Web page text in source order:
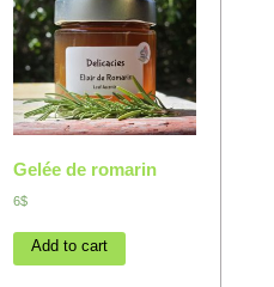
Gelée de romarin
6$
Add to cart